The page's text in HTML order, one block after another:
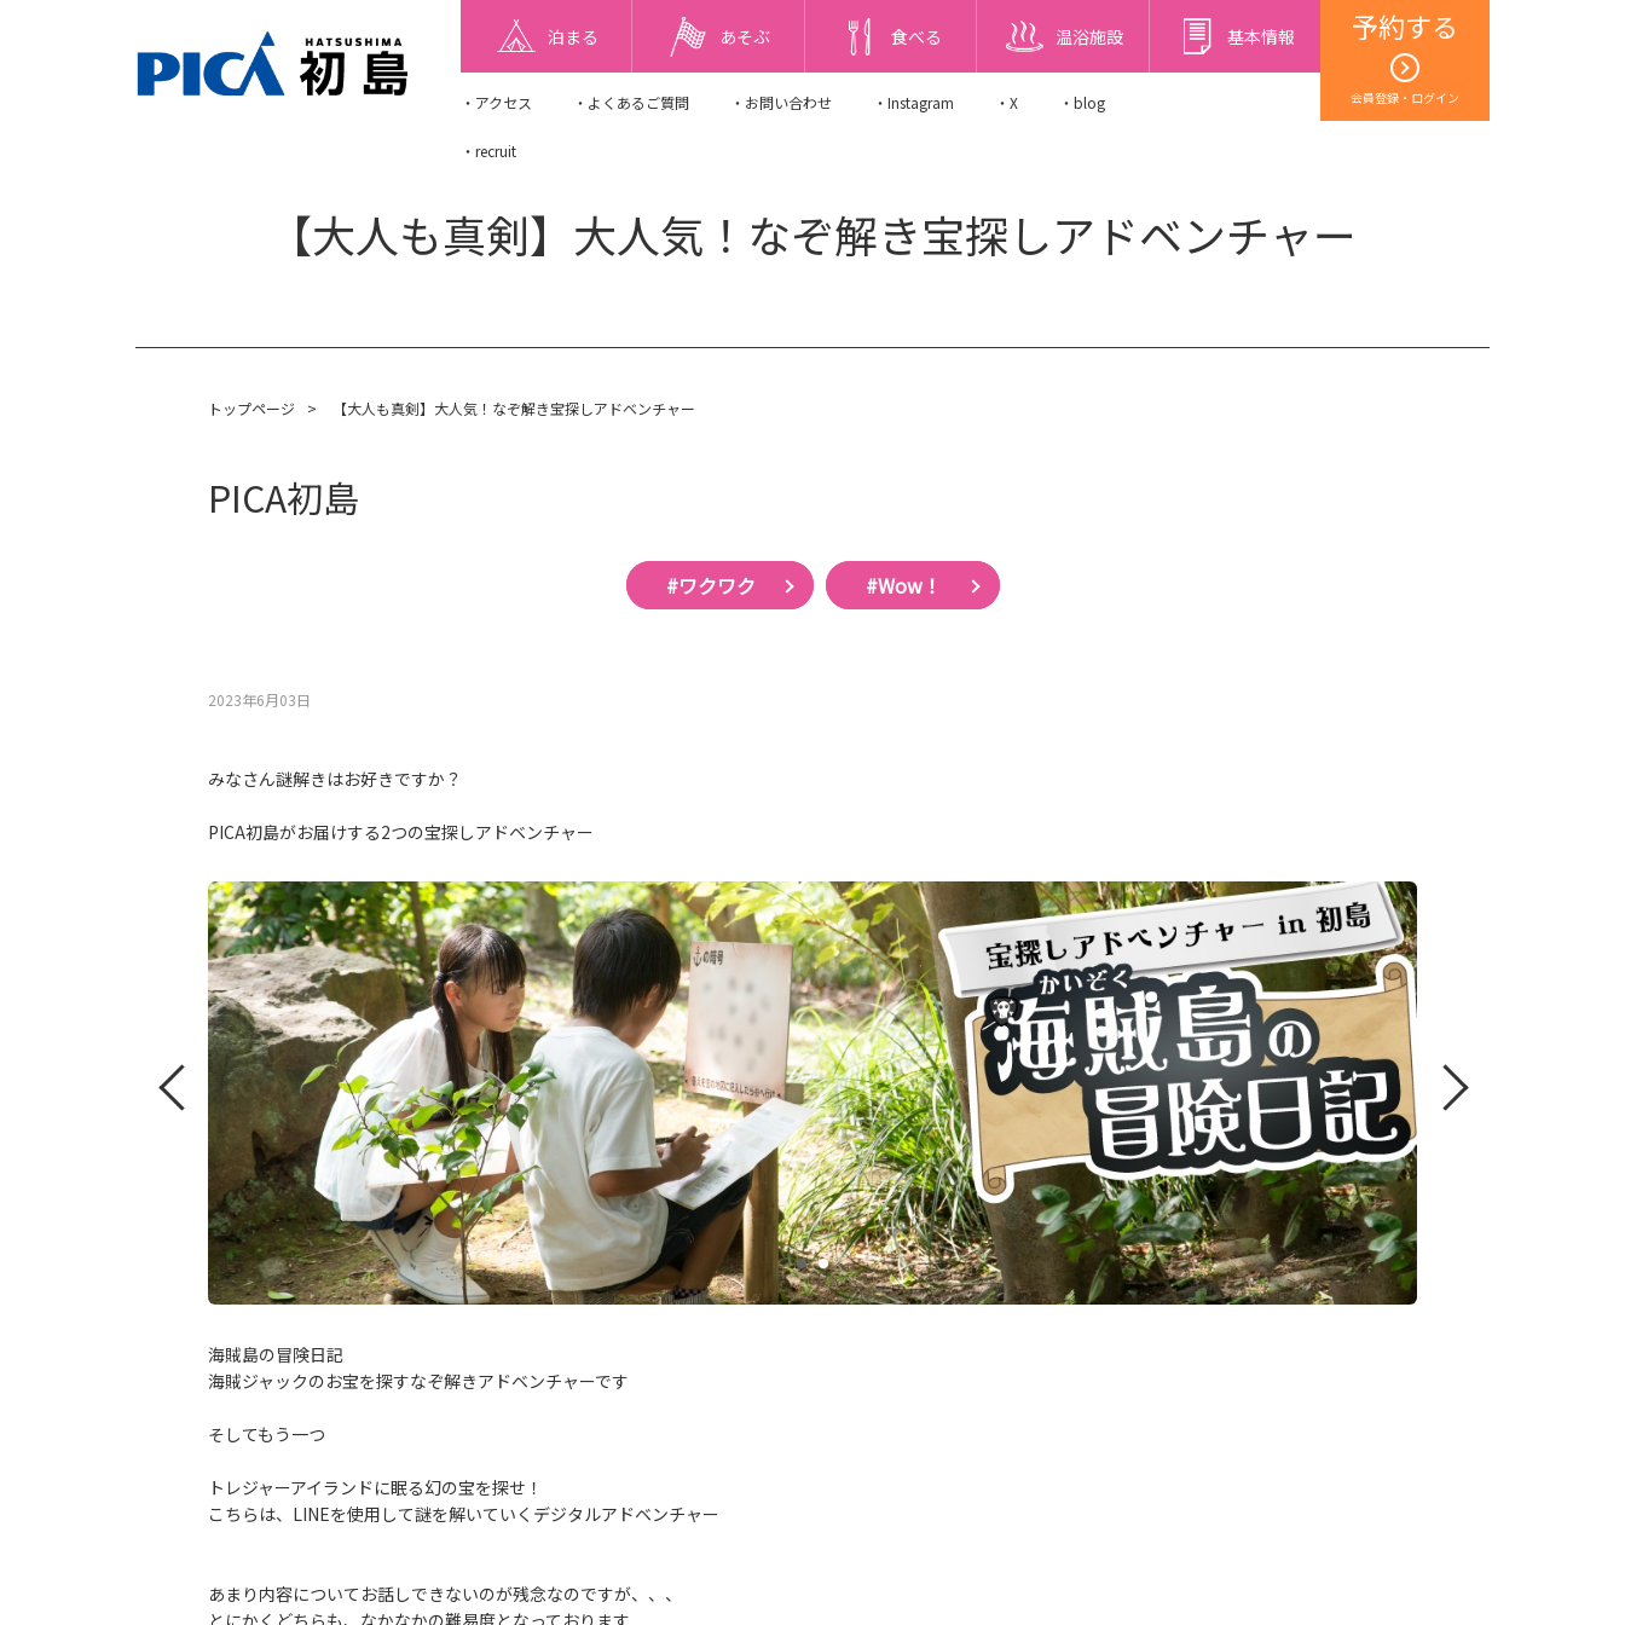
予約する
会員登録・ログイン
泊まる あそぶ 食べる 温浴施設 基本情報
・アクセス ・よくあるご質問 ・お問い合わせ ・Instagram ・X ・blog
・recruit
【大人も真剣】大人気！なぞ解き宝探しアドベンチャー
トップページ > 【大人も真剣】大人気！なぞ解き宝探しアドベンチャー
PICA初島
#ワクワク #Wow！
2023年6月03⽇
みなさん謎解きはお好きですか？
PICA初島がお届けする2つの宝探しアドベンチャー
海賊島の冒険日記
海賊ジャックのお宝を探すなぞ解きアドベンチャーです
そしてもう一つ
トレジャーアイランドに眠る幻の宝を探せ！
こちらは、LINEを使用して謎を解いていくデジタルアドベンチャー
あまり内容についてお話しできないのが残念なのですが、、、
とにかくどちらも、なかなかの難易度となっております